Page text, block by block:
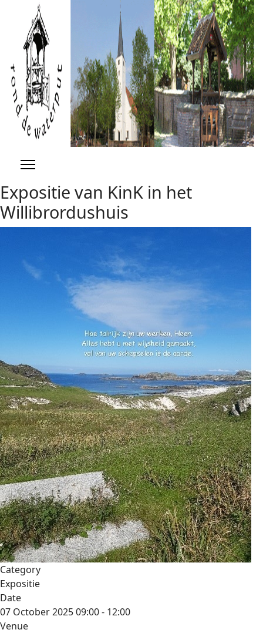
Expositie van KinK in het
Willibrordushuis
Category
Expositie
Date
07 October 202509:00- 12:00
Venue
YearMonth
Year